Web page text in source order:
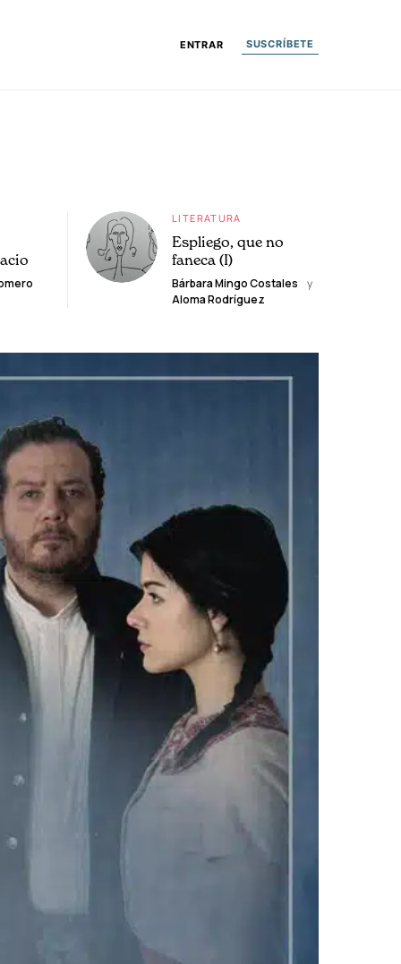
ENTRAR SUSCRÍBETE
LITERATURA
Espliego, que no
faneca (I)
Bárbara Mingo Costales
y
Aloma Rodríguez